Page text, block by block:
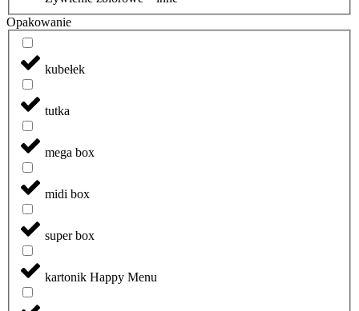
Opakowanie
kubełek
tutka
mega box
midi box
super box
kartonik Happy Menu